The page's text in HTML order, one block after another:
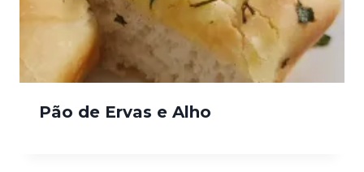
Pão de Ervas e Alho